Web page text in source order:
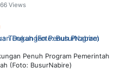
Views
Penuh Program Pemerintah
(Foto: BusurNabire)